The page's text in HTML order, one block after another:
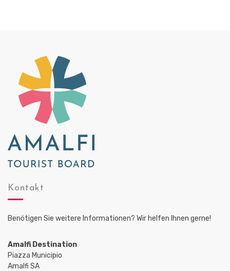
Kontakt
Benötigen Sie weitere Informationen? Wir helfen Ihnen gerne!
Amalfi Destination
Piazza Municipio
Amalfi SA